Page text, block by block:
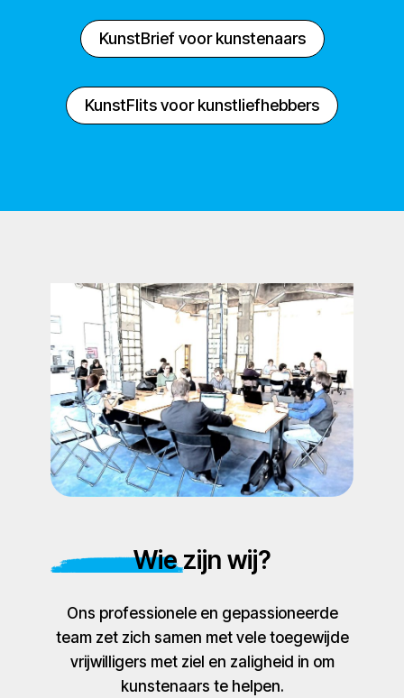
KunstBrief voor kunstenaars
KunstFlits voor kunstliefhebbers
Wie zijn wij?
Ons professionele en gepassioneerde
team zet zich samen met vele toegewijde
vrijwilligers met ziel en zaligheid in om
kunstenaars te helpen.